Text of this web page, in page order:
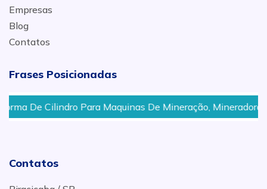
Empresas
Blog
Contatos
Frases Posicionadas
Maquinas De Mineração, Mineradora Em São José dos
Contatos